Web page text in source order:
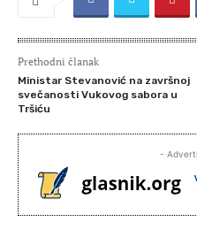
Prethodni članak
Ministar Stevanović na završnoj
svečanosti Vukovog sabora u
Tršiću
-